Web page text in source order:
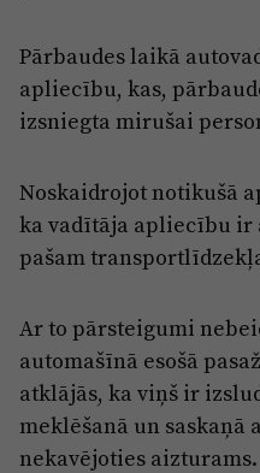
Sigulda
Jūrmala
Pārbaudes laikā
apliecību, kas,
izsniegta mirušai
Noskaidrojot notikušā
ka vadītāja apliecību ir
pašam
Ar to pārsteigumi
automašīnā esošā
atklājās, ka viņš ir
meklēšanā un saskaņā
nekavējoties aizturams.